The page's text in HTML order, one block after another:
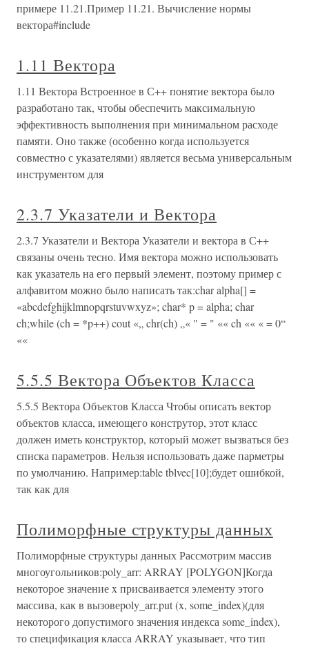
примере 11.21.Пример 11.21. Вычисление нормы
вектора#include
1.11 Вектора
1.11 Вектора Встроенное в С++ понятие вектора было
разработано так, чтобы обеспечить максимальную
эффективность выполнения при минимальном расходе
памяти. Оно также (особенно когда используется
совместно с указателями) является весьма универсальным
инструментом для
2.3.7 Указатели и Вектора
2.3.7 Указатели и Вектора Указатели и вектора в С++
связаны очень тесно. Имя вектора можно использовать
как указатель на его первый элемент, поэтому пример с
алфавитом можно было написать так:char alpha[] =
«abcdefghijklmnopqrstuvwxyz»; char* p = alpha; char
ch;while (ch = *p++) cout «„ chr(ch) „« " = " «« ch «« « = 0“
««
5.5.5 Вектора Объектов Класса
5.5.5 Вектора Объектов Класса Чтобы описать вектор
объектов класса, имеющего конструтор, этот класс
должен иметь конструктор, который может вызваться без
списка параметров. Нельзя использовать даже парметры
по умолчанию. Например:table tblvec[10];будет ошибкой,
так как для
Полиморфные структуры данных
Полиморфные структуры данных Рассмотрим массив
многоугольников:poly_arr: ARRAY [POLYGON]Когда
некоторое значение x присваивается элементу этого
массива, как в вызовеpoly_arr.put (x, some_index)(для
некоторого допустимого значения индекса some_index),
то спецификация класса ARRAY указывает, что тип